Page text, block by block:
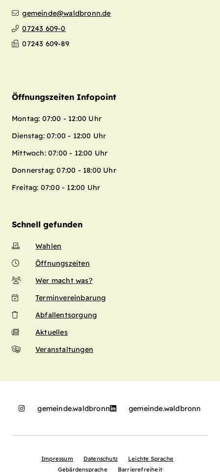
gemeinde@waldbronn.de
07243 609-0
07243 609-89
Leaflet| Map data ©OpenStreetMap
contributors,CC-BY-SA
Öffnungszeiten Infopoint
Montag: 07:00 - 12:00 Uhr
Dienstag: 07:00 - 12:00 Uhr
Mittwoch: 07:00 - 12:00 Uhr
Donnerstag: 07:00 - 18:00 Uhr
Freitag: 07:00 - 12:00 Uhr
Schnell gefunden
Wahlen
Öffnungszeiten
Wer macht was?
Terminvereinbarung
Abfallentsorgung
Aktuelles
Veranstaltungen
gemeinde.waldbronn gemeinde.waldbronn
Impressum Datenschutz
Leichte Sprache
Gebärdensprache
Barrierefreiheit